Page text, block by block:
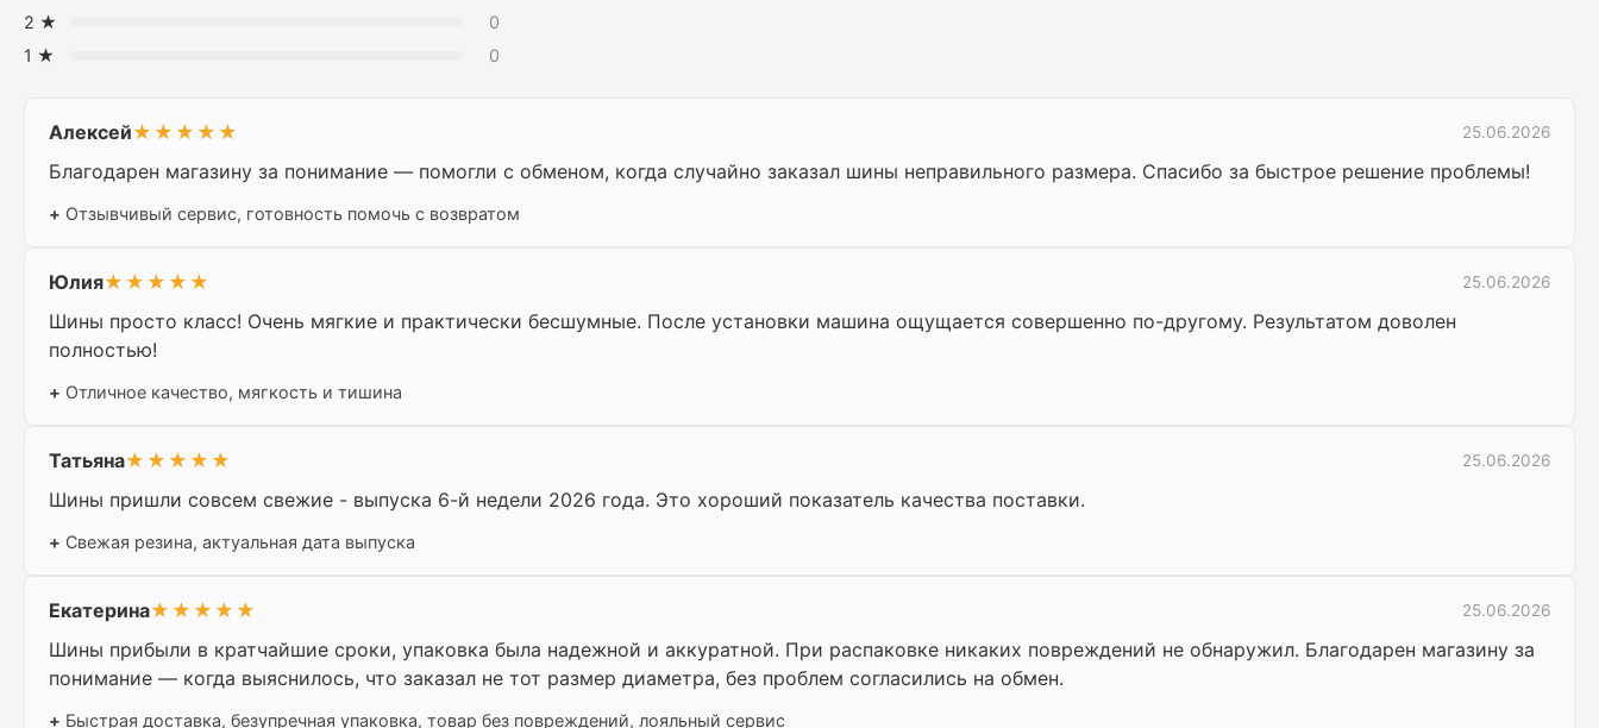
2 ★
0
1 ★
0
Алексей★★★★★ 25.06.2026
Благодарен магазину за понимание — помогли с обменом, когда случайно заказал шины неправильного размера. Спасибо за быстрое решение проблемы!
+ Отзывчивый сервис, готовность помочь с возвратом
Юлия★★★★★ 25.06.2026
Шины просто класс! Очень мягкие и практически бесшумные. После установки машина ощущается совершенно по-другому. Результатом доволен
полностью!
+ Отличное качество, мягкость и тишина
Татьяна★★★★★ 25.06.2026
Шины пришли совсем свежие - выпуска 6-й недели 2026 года. Это хороший показатель качества поставки.
+ Свежая резина, актуальная дата выпуска
Екатерина★★★★★ 25.06.2026
Шины прибыли в кратчайшие сроки, упаковка была надежной и аккуратной. При распаковке никаких повреждений не обнаружил. Благодарен магазину за
понимание — когда выяснилось, что заказал не тот размер диаметра, без проблем согласились на обмен.
+ Быстрая доставка, безупречная упаковка, товар без повреждений, лояльный сервис